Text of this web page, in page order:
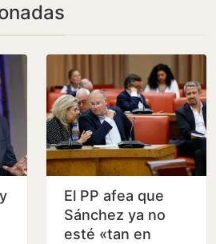
El PP afea que
Sánchez ya no
esté «tan en